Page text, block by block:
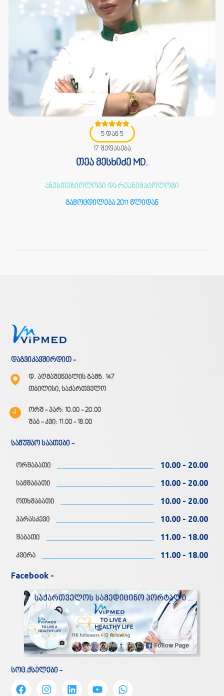
5 დან 5
17 შეფასება
თეა მესხიძე MD.
ანესთეზიოლოგი და რეანიმატოლოგი
გამოცდილება 2011 წლიდან
დაგვიკავშირდით -
დ. აღმაშენებლის გამზ. 147
თბილისი, საქართველო
ორშ - პარ: 10.00 - 20.00
შაბ - კვი: 11.00 - 18.00
სამუშაო საათები -
ორშაბათი 10.00 - 20.00
სამშაბათი 10.00 - 20.00
ოთხშაბათი 10.00 - 20.00
პარასკევი 10.00 - 20.00
შაბათი 11.00 - 18.00
კვირა 11.00 - 18.00
Facebook -
სოც.ქსელები -